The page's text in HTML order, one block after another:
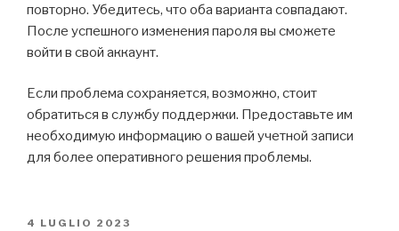
повторно. Убедитесь, что оба варианта совпадают.
После успешного изменения пароля вы сможете
войти в свой аккаунт.
Если проблема сохраняется, возможно, стоит
обратиться в службу поддержки. Предоставьте им
необходимую информацию о вашей учетной записи
для более оперативного решения проблемы.
PUBBLICATO
4 LUGLIO 2023